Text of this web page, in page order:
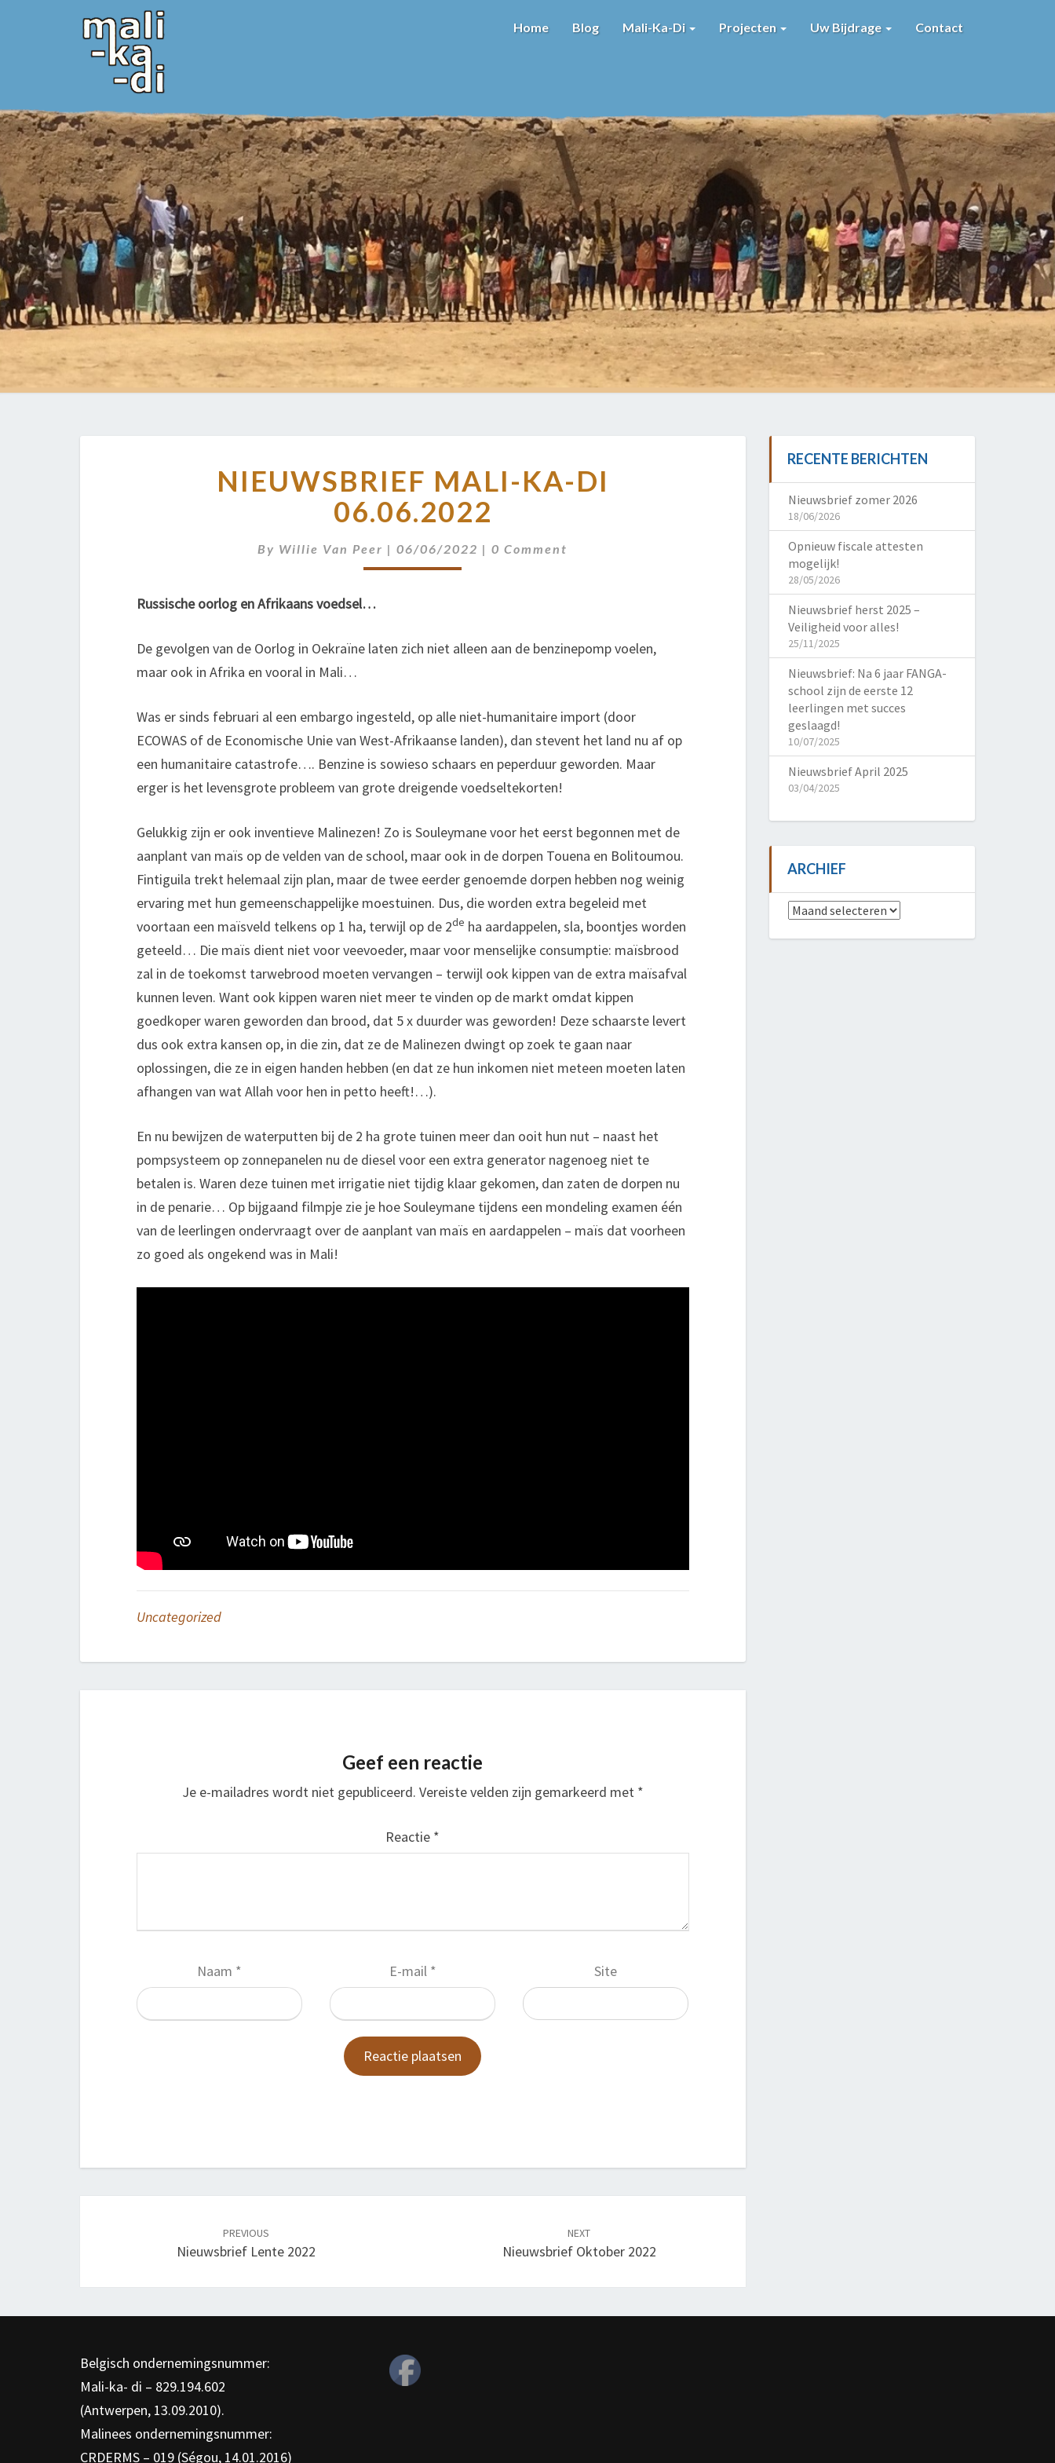
Home Blog Mali-Ka-Di Projecten Uw Bijdrage Contact
MALI-
KA-
DI
NIEUWSBRIEF MALI-KA-DI
06.06.2022
By Willie Van Peer |06/06/2022 |Comments
0 Comment
Russische oorlog en Afrikaans voedsel…
De gevolgen van de Oorlog in Oekraïne laten zich niet alleen aan de benzinepomp voelen,
maar ook in Afrika en vooral in Mali…
Was er sinds februari al een embargo ingesteld, op alle niet-humanitaire import (door
ECOWAS of de Economische Unie van West-Afrikaanse landen), dan stevent het land nu af op
een humanitaire catastrofe…. Benzine is sowieso schaars en peperduur geworden. Maar
erger is het levensgrote probleem van grote dreigende voedseltekorten!
Gelukkig zijn er ook inventieve Malinezen! Zo is Souleymane voor het eerst begonnen met de
aanplant van maïs op de velden van de school, maar ook in de dorpen Touena en Bolitoumou.
Fintiguila trekt helemaal zijn plan, maar de twee eerder genoemde dorpen hebben nog weinig
ervaring met hun gemeenschappelijke moestuinen. Dus, die worden extra begeleid met
voortaan een maïsveld telkens op 1 ha, terwijl op de 2de ha aardappelen, sla, boontjes worden
geteeld… Die maïs dient niet voor veevoeder, maar voor menselijke consumptie: maïsbrood
zal in de toekomst tarwebrood moeten vervangen – terwijl ook kippen van de extra maïsafval
kunnen leven. Want ook kippen waren niet meer te vinden op de markt omdat kippen
goedkoper waren geworden dan brood, dat 5 x duurder was geworden! Deze schaarste levert
dus ook extra kansen op, in die zin, dat ze de Malinezen dwingt op zoek te gaan naar
oplossingen, die ze in eigen handen hebben (en dat ze hun inkomen niet meteen moeten laten
afhangen van wat Allah voor hen in petto heeft!…).
En nu bewijzen de waterputten bij de 2 ha grote tuinen meer dan ooit hun nut – naast het
pompsysteem op zonnepanelen nu de diesel voor een extra generator nagenoeg niet te
betalen is. Waren deze tuinen met irrigatie niet tijdig klaar gekomen, dan zaten de dorpen nu
in de penarie… Op bijgaand filmpje zie je hoe Souleymane tijdens een mondeling examen één
van de leerlingen ondervraagt over de aanplant van maïs en aardappelen – maïs dat voorheen
zo goed als ongekend was in Mali!
Uncategorized
Geef een reactie
Je e-mailadres wordt niet gepubliceerd. Vereiste velden zijn gemarkeerd met *
Reactie *
Naam * E-mail * Site
PREVIOUS
Nieuwsbrief Lente 2022
NEXT
Nieuwsbrief Oktober 2022
RECENTE BERICHTEN
Nieuwsbrief zomer 2026
18/06/2026
Opnieuw fiscale attesten
mogelijk!
28/05/2026
Nieuwsbrief herst 2025 –
Veiligheid voor alles!
25/11/2025
Nieuwsbrief: Na 6 jaar FANGA-
school zijn de eerste 12
leerlingen met succes
geslaagd!
10/07/2025
Nieuwsbrief April 2025
03/04/2025
ARCHIEF
Archief
Belgisch ondernemingsnummer:
Mali-ka- di – 829.194.602
(Antwerpen, 13.09.2010).
Malinees ondernemingsnummer:
CRDERMS – 019 (Ségou, 14.01.2016)